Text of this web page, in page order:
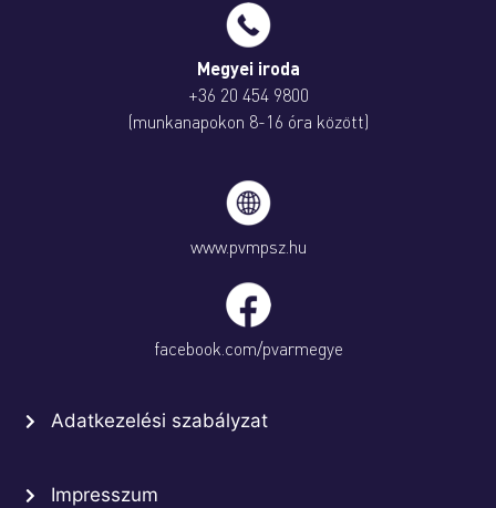
Megyei iroda
+36 20 454 9800
(munkanapokon 8-16 óra között)
www.pvmpsz.hu
facebook.com/pvarmegye
Adatkezelési szabályzat
Impresszum